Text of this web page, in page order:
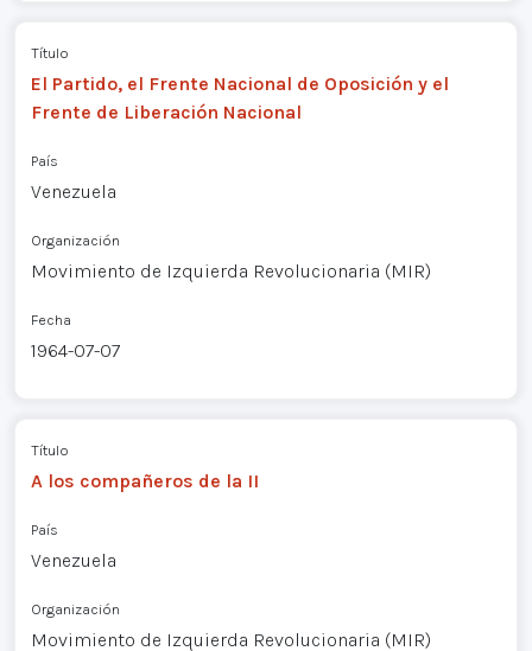
Título
El Partido, el Frente Nacional de Oposición y el
Frente de Liberación Nacional
País
Venezuela
Organización
Movimiento de Izquierda Revolucionaria (MIR)
Fecha
1964-07-07
Título
A los compañeros de la II
País
Venezuela
Organización
Movimiento de Izquierda Revolucionaria (MIR)